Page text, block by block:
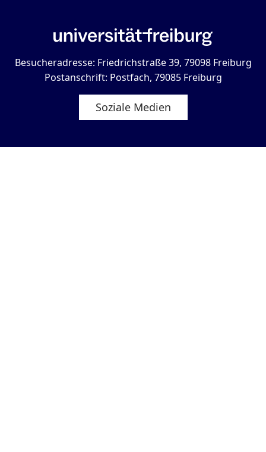
Besucheradresse: Friedrichstraße 39, 79098 Freiburg
Postanschrift: Postfach, 79085 Freiburg
Soziale Medien